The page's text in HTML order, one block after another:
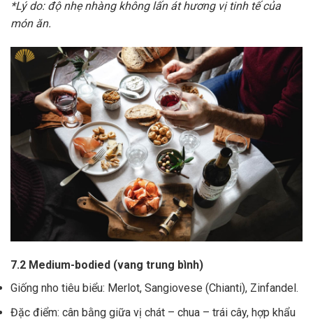
*Lý do: độ nhẹ nhàng không lấn át hương vị tinh tế của
món ăn.
7.2 Medium-bodied (vang trung bình)
Giống nho tiêu biểu: Merlot, Sangiovese (Chianti), Zinfandel.
Đặc điểm: cân bằng giữa vị chát – chua – trái cây, hợp khẩu